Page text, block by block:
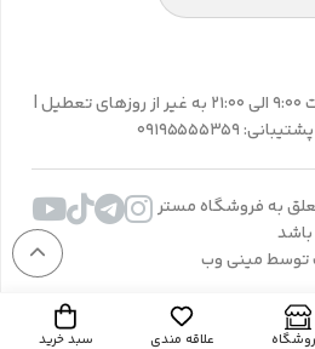
علاقه مندی سبد خرید
پاسخگویی همه روزه از ساعت 9:00 الی 21:00 به غیر از روزهای تعطیل |
09195555359
به فروشگاه مستر
توسط مینی وب